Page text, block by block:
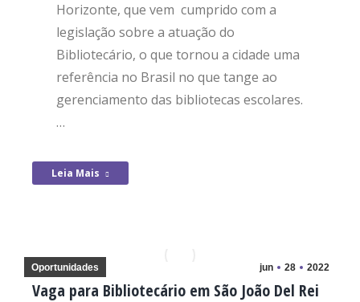
Horizonte, que vem cumprido com a
legislação sobre a atuação do
Bibliotecário, o que tornou a cidade uma
referência no Brasil no que tange ao
gerenciamento das bibliotecas escolares.
…
Leia Mais
jun 28 2022
Oportunidades
Vaga para Bibliotecário em São João Del Rei